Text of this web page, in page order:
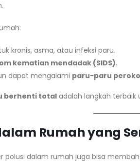
kronis, asma, atau infeksi paru.
kematian mendadak (SIDS).
dapat mengalami paru-paru
berhenti totaladalah langkah terbaik
Rumah yang
polusi dalam rumah juga bisa